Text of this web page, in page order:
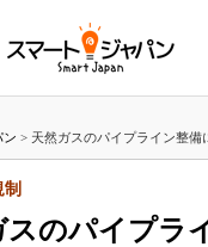
ン > 天然ガスのパイプライン整備
スのパイプラ